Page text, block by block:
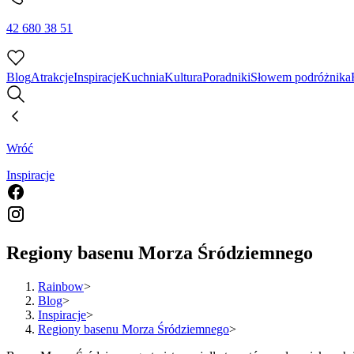
42 680 38 51
BlogAtrakcjeInspiracjeKuchniaKulturaPoradnikiSłowem podróżnika
Wróć
Inspiracje
Regiony basenu Morza Śródziemnego
Rainbow>
Blog>
Inspiracje>
Regiony basenu Morza Śródziemnego>